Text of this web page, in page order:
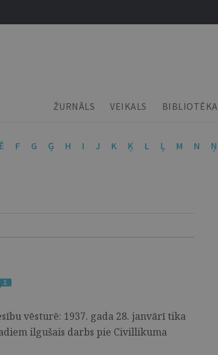
ŽURNĀLS VEIKALS BIBLIOTĒKA
Ē F G Ģ H I J K Ķ L Ļ M N Ņ
1
vēsturē: 1937. gada 28. janvārī tika
ilgušais darbs pie Civillikuma